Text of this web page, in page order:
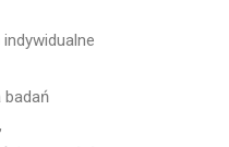
badań